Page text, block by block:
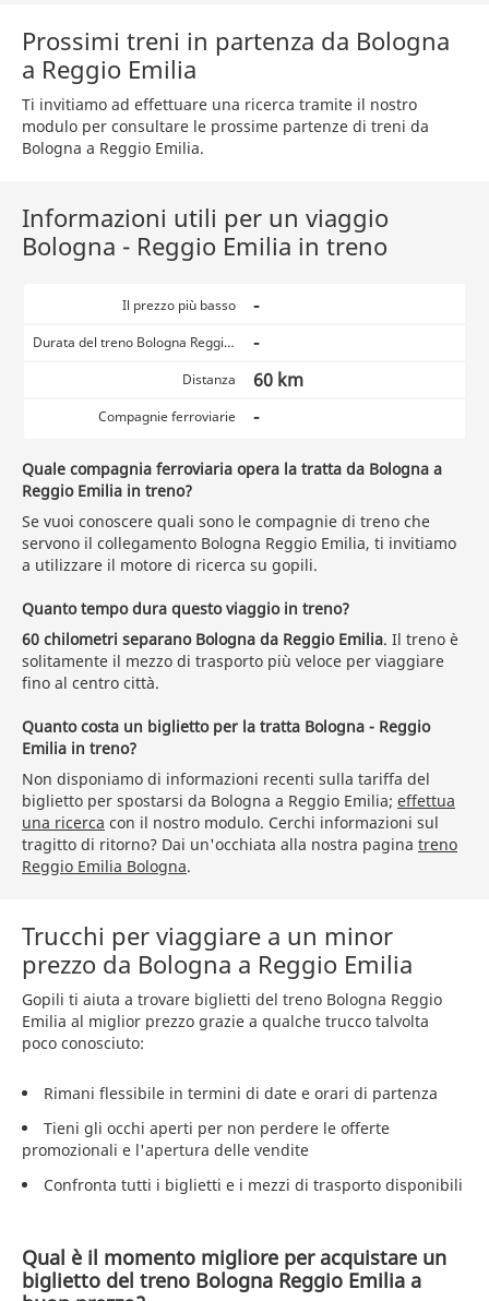
Prossimi treni in partenza da Bologna
a Reggio Emilia
Ti invitiamo ad effettuare una ricerca tramite il nostro
modulo per consultare le prossime partenze di treni da
Bologna a Reggio Emilia.
Informazioni utili per un viaggio
Bologna - Reggio Emilia in treno
Il prezzo più basso -
Durata del treno Bologna Reggio Emilia -
Distanza 60 km
Compagnie ferroviarie -
Quale compagnia ferroviaria opera la tratta da Bologna a
Reggio Emilia in treno?
Se vuoi conoscere quali sono le compagnie di treno che
servono il collegamento Bologna Reggio Emilia, ti invitiamo
a utilizzare il motore di ricerca su gopili.
Quanto tempo dura questo viaggio in treno?
60 chilometri separano Bologna da Reggio Emilia. Il treno è
solitamente il mezzo di trasporto più veloce per viaggiare
fino al centro città.
Quanto costa un biglietto per la tratta Bologna - Reggio
Emilia in treno?
Non disponiamo di informazioni recenti sulla tariffa del
biglietto per spostarsi da Bologna a Reggio Emilia; effettua
una ricerca con il nostro modulo. Cerchi informazioni sul
tragitto di ritorno? Dai un'occhiata alla nostra pagina treno
Reggio Emilia Bologna.
Trucchi per viaggiare a un minor
prezzo da Bologna a Reggio Emilia
Gopili ti aiuta a trovare biglietti del treno Bologna Reggio
Emilia al miglior prezzo grazie a qualche trucco talvolta
poco conosciuto:
Rimani flessibile in termini di date e orari di partenza
Tieni gli occhi aperti per non perdere le offerte
promozionali e l'apertura delle vendite
Confronta tutti i biglietti e i mezzi di trasporto disponibili
Qual è il momento migliore per acquistare un
biglietto del treno Bologna Reggio Emilia a